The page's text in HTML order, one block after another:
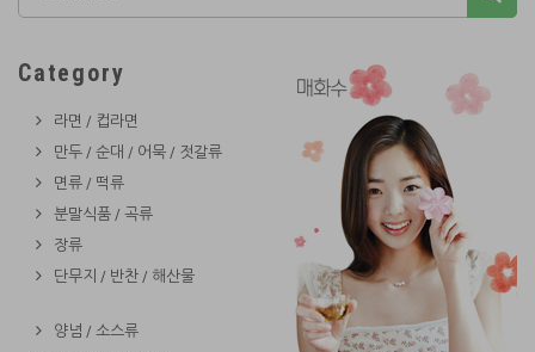
Category
라면 / 컵라면
만두 / 순대 / 어묵 / 젓갈류
면류 / 떡류
분말식품 / 곡류
장류
단무지 / 반찬 / 해산물
양념 / 소스류